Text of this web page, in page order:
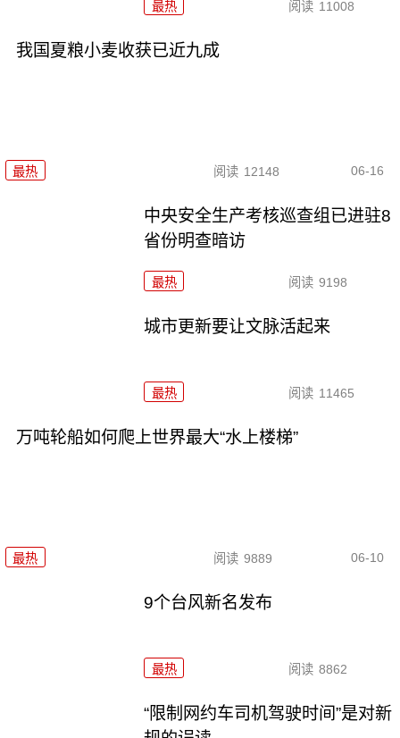
最热 阅读 11008
我国夏粮小麦收获已近九成
最热 阅读 12148 06-16
中央安全生产考核巡查组已进驻8
省份明查暗访
最热 阅读 9198
城市更新要让文脉活起来
最热 阅读 11465
万吨轮船如何爬上世界最大“水上楼梯”
最热 阅读 9889 06-10
9个台风新名发布
最热 阅读 8862
“限制网约车司机驾驶时间”是对新